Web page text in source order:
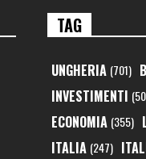
TAG
UNGHERIA (701)
INVESTIMENTI
ECONOMIA (355)
ITALIA (247)